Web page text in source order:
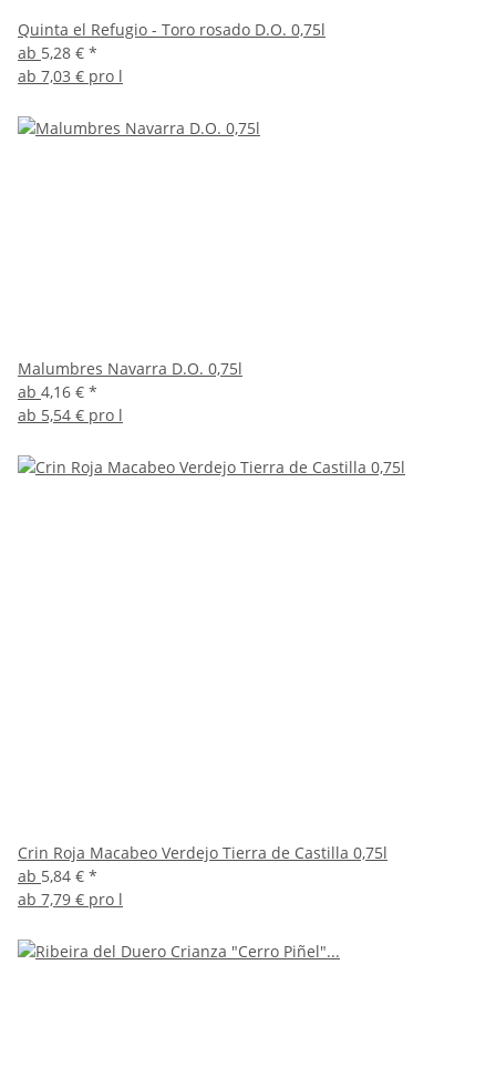
Quinta el Refugio - Toro rosado D.O. 0,75l
ab 5,28 € *
ab 7,03 € pro l
Malumbres Navarra D.O. 0,75l
ab 4,16 € *
ab 5,54 € pro l
Crin Roja Macabeo Verdejo Tierra de Castilla 0,75l
ab 5,84 € *
ab 7,79 € pro l